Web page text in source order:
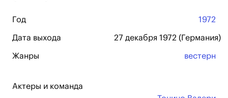
Год 1972
Дата выхода 27 декабря 1972 (Германия)
Жанры вестерн
Актеры и команда